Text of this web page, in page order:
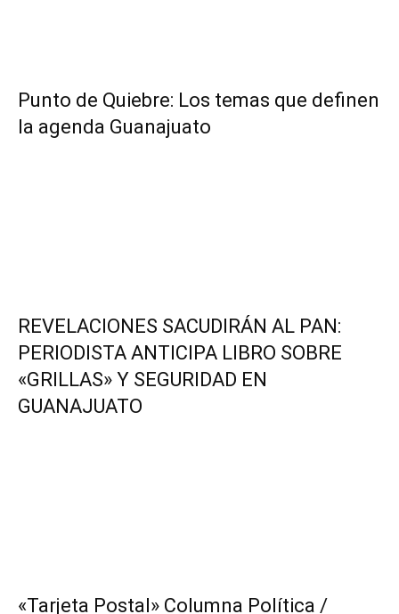
Punto de Quiebre: Los temas que definen
la agenda Guanajuato
REVELACIONES SACUDIRÁN AL PAN:
PERIODISTA ANTICIPA LIBRO SOBRE
«GRILLAS» Y SEGURIDAD EN
GUANAJUATO
«Tarjeta Postal» Columna Política /